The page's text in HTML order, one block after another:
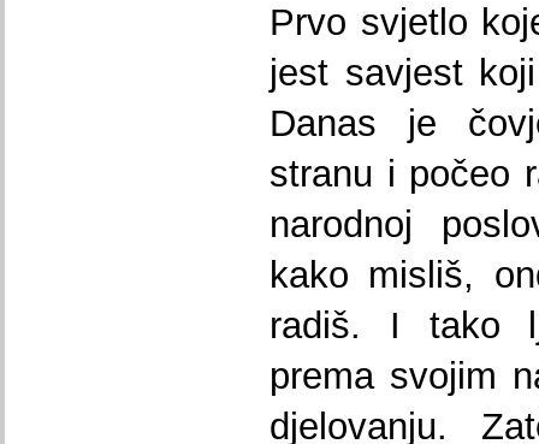
Prvo svjetlo
jest savjest
Danas je
stranu i počeo
narodnoj
kako misliš,
radiš. I tako
prema svojim
djelovanju.